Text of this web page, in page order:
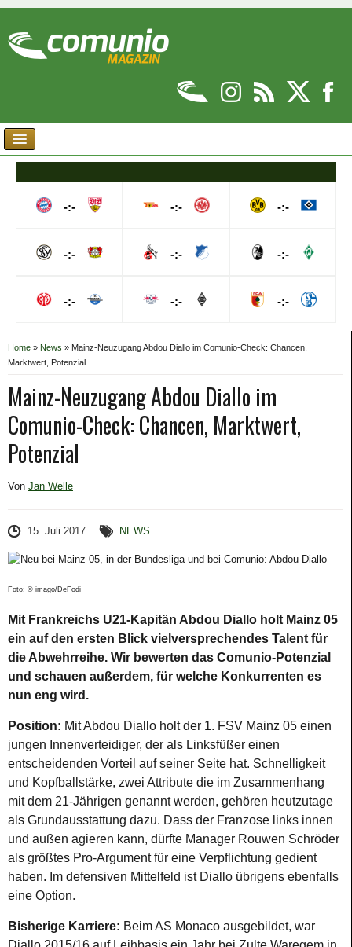
-:-
-:-
-:-
-:-
-:-
-:-
-:-
-:-
-:-
Home » News » Mainz-Neuzugang Abdou Diallo im Comunio-Check: Chancen,
Marktwert, Potenzial
Mainz-Neuzugang Abdou Diallo im
Comunio-Check: Chancen, Marktwert,
Potenzial
Von Jan Welle
15. Juli 2017 NEWS
Foto: © imago/DeFodi
Mit Frankreichs U21-Kapitän Abdou Diallo holt Mainz 05
ein auf den ersten Blick vielversprechendes Talent für
die Abwehrreihe. Wir bewerten das Comunio-Potenzial
und schauen außerdem, für welche Konkurrenten es
nun eng wird.
Position: Mit Abdou Diallo holt der 1. FSV Mainz 05 einen
jungen Innenverteidiger, der als Linksfüßer einen
entscheidenden Vorteil auf seiner Seite hat. Schnelligkeit
und Kopfballstärke, zwei Attribute die im Zusammenhang
mit dem 21-Jährigen genannt werden, gehören heutzutage
als Grundausstattung dazu. Dass der Franzose links innen
und außen agieren kann, dürfte Manager Rouwen Schröder
als größtes Pro-Argument für eine Verpflichtung gedient
haben. Im defensiven Mittelfeld ist Diallo übrigens ebenfalls
eine Option.
Bisherige Karriere: Beim AS Monaco ausgebildet, war